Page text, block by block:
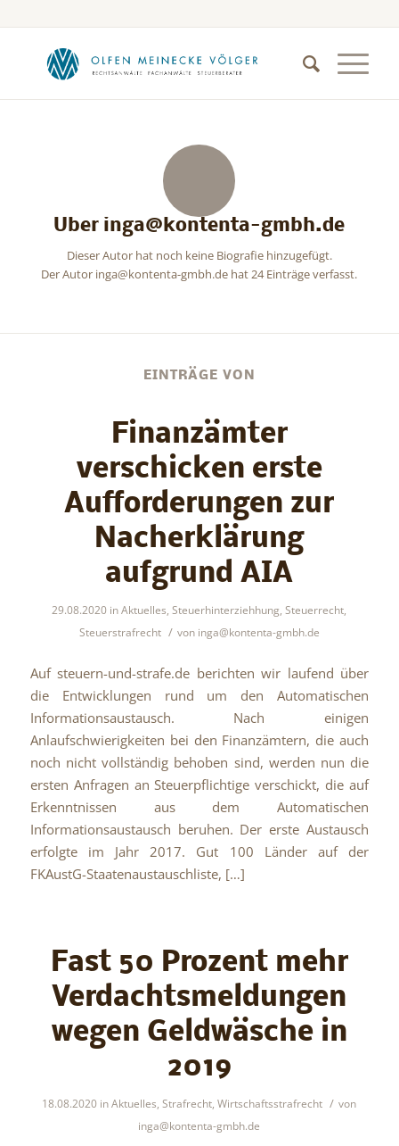
Über inga@kontenta-gmbh.de
Dieser Autor hat noch keine Biografie hinzugefügt.
Der Autor inga@kontenta-gmbh.de hat 24 Einträge verfasst.
EINTRÄGE VON
Finanzämter
verschicken erste
Aufforderungen zur
Nacherklärung
aufgrund AIA
29.08.2020 inAktuelles,Steuerhinterziehhung,Steuerrecht,
Steuerstrafrecht / von inga@kontenta-gmbh.de
Auf steuern-und-strafe.de berichten wir laufend über
die Entwicklungen rund um den Automatischen
Informationsaustausch. Nach einigen
Anlaufschwierigkeiten bei den Finanzämtern, die auch
noch nicht vollständig behoben sind, werden nun die
ersten Anfragen an Steuerpflichtige verschickt, die auf
Erkenntnissen aus dem Automatischen
Informationsaustausch beruhen. Der erste Austausch
erfolgte im Jahr 2017. Gut 100 Länder auf der
FKAustG-Staatenaustauschliste, […]
Fast 50 Prozent mehr
Verdachtsmeldungen
wegen Geldwäsche in
2019
18.08.2020 inAktuelles,Strafrecht,Wirtschaftsstrafrecht / von
inga@kontenta-gmbh.de